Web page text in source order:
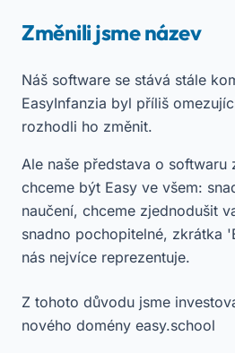
Změnili jsme název
Náš software se stává stále
EasyInfanzia byl příliš
rozhodli ho změnit.
Ale naše představa o softwaru
chceme být Easy ve všem:
naučení, chceme zjednodušit
snadno pochopitelné, zkrátka
nás nejvíce reprezentuje.
Z tohoto důvodu jsme
nového domény easy.school